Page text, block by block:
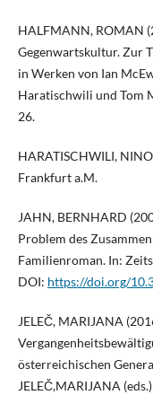
HALFMANN, ROMAN
Gegenwartskultur. Zur
in Werken von Ian
Haratischwili und Tom
26.
HARATISCHWILI,
Frankfurt a.M.
JAHN, BERNHARD
Problem des
Familienroman. In:
DOI: https://doi.org/
JELEČ, MARIJANA
österreichischen
JELEČ,MARIJANA